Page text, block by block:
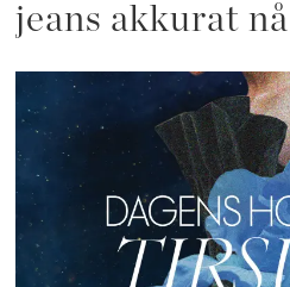
jeans akkurat nå